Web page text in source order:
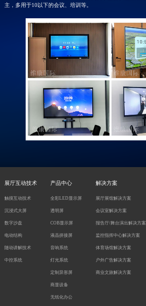
主，多用于10以下的会议、培训等。
展厅互动技术
触摸互动技术
沉浸式大屏
数字沙盘
电动结构
随动讲解技术
中控系统
产品中心
全彩LED显示屏
透明屏
COB显示屏
液晶拼接屏
音响系统
灯光系统
定制异形屏
商显设备
无纸化办公
解决方案
展厅展馆解决方案
会议室解决方案
报告厅/舞台演出解决方案
监控指挥中心解决方案
体育场馆解决方案
户外广告解决方案
商业文旅解决方案